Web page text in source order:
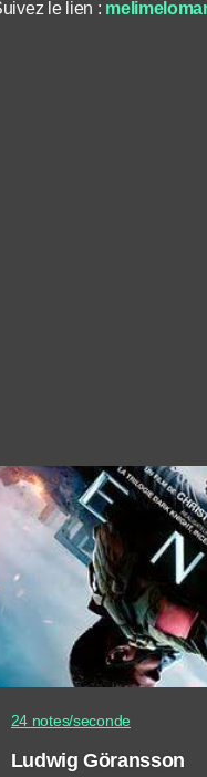
le lien :
24 notes/seconde
Ludwig Göransson